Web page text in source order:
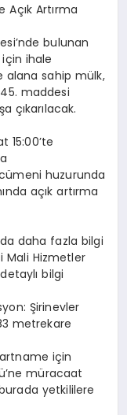
Açık Artırma
bulunan
için ihale
alana sahip mülk,
45. maddesi
çıkarılacak.
15:00’te
huzurunda
açık artırma
daha fazla bilgi
Mali Hizmetler
bilgi
Şirinevler
metrekare
için
müracaat
yetkililere